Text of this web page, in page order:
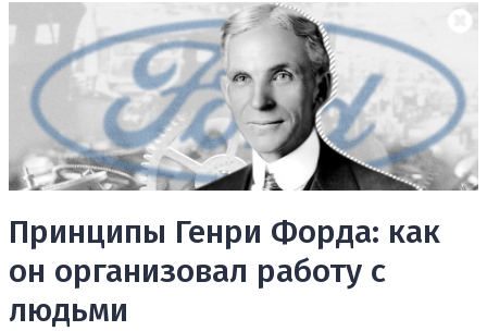
Принципы Генри Форда: как
он организовал работу с
людьми